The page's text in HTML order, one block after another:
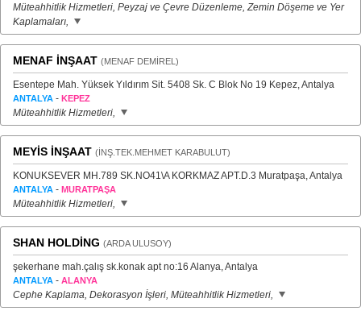
Müteahhitlik Hizmetleri, Peyzaj ve Çevre Düzenleme, Zemin Döşeme ve Yer
Kaplamaları,
MENAF İNŞAAT (MENAF DEMİREL)
Esentepe Mah. Yüksek Yıldırım Sit. 5408 Sk. C Blok No 19 Kepez, Antalya
ANTALYA - KEPEZ
Müteahhitlik Hizmetleri,
MEYİS İNŞAAT (İNŞ.TEK.MEHMET KARABULUT)
KONUKSEVER MH.789 SK.NO41\A KORKMAZ APT.D.3 Muratpaşa, Antalya
ANTALYA - MURATPAŞA
Müteahhitlik Hizmetleri,
SHAN HOLDİNG (ARDA ULUSOY)
şekerhane mah.çalış sk.konak apt no:16 Alanya, Antalya
ANTALYA - ALANYA
Cephe Kaplama, Dekorasyon İşleri, Müteahhitlik Hizmetleri,